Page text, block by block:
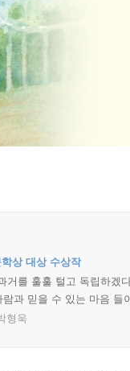
상 대상 수상작
거를 훌훌 털고 독립하
과 믿을 수 있는 마음
형욱